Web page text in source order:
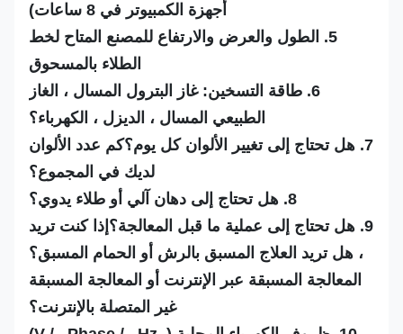
أجهزة الكمبيوتر في 8 ساعات)
5. الطول والعرض والارتفاع للمصنع المتاح لخط
الطلاء بالمسحوق
6. طاقة التسخين: غاز البترول المسال ، الغاز
الطبيعي المسال ، الديزل ، الكهرباء؟
7. هل تحتاج إلى تغيير الألوان كل يوم؟كم عدد الألوان
لديك في المجموع؟
9. هل تحتاج إلى عملية ما قبل المعالجة؟إذا كنت تريد
، هل تريد العلاج المسبق بالرش أو الحمام المسبق؟
المعالجة المسبقة عبر الإنترنت أو المعالجة المسبقة
غير المتصلة بالإنترنت؟